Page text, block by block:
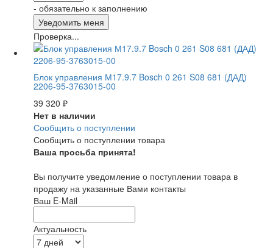
- обязательно к заполнению
Проверка...
Блок управления М17.9.7 Bosch 0 261 S08 681 (ДАД)
2206-95-3763015-00
39 320 ₽
Нет в наличии
Сообщить о поступлении
Сообщить о поступлении товара
Ваша просьба принята!
Вы получите уведомление о поступлении товара в
продажу на указанные Вами контакты
Ваш E-Mail
Актуальность